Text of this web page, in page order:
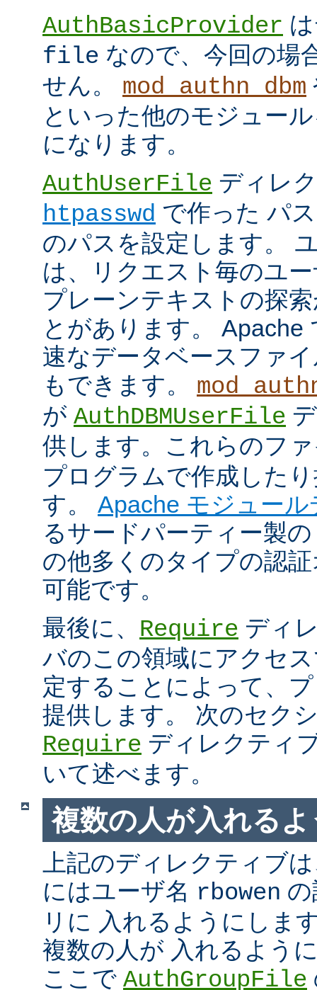
AuthBasicProvider
file なので、今回の場
せん。 mod_authn_dbm
といった他のモジュー
になります。
AuthUserFile ディレ
htpasswd で作った パ
のパスを設定します。
は、リクエスト毎のユ
プレーンテキストの探
とがあります。 Apache
速なデータベースファ
もできます。
が AuthDBMUserFile
供します。これらのフ
プログラムで作成した
す。 Apache モジュー
るサードパーティー製
の他多くのタイプの認
可能です。
最後に、 Require ディ
バのこの領域にアクセ
定することによって、
提供します。 次のセク
Require ディレクティ
いて述べます。
複数の人が入れる
上記のディレクティブ
にはユーザ名 rbowen
リに 入れるようにしま
複数の人が 入れるよう
ここで AuthGroupFile